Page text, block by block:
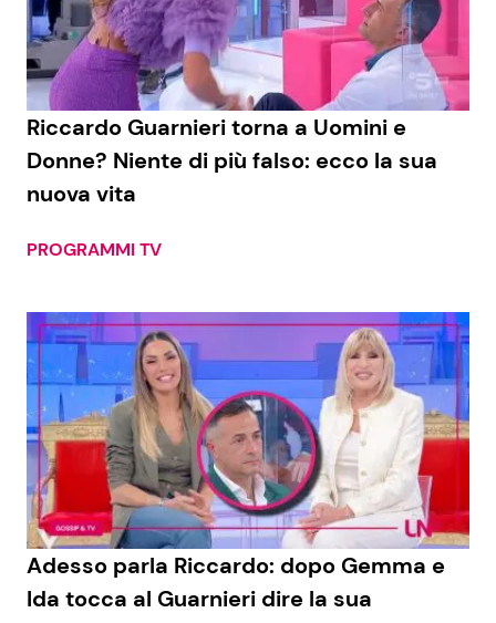
Economia
Persone Scomparse
Fiction e Serie TV
Programmi TV
News Cinema
News Musica
News Spettacolo
News dal mondo
Benessere
Casa
Cucina e Ricette
Consigli di Cucina
Riccardo Guarnieri torna a Uomini e
Donne? Niente di più falso: ecco la sua
nuova vita
PROGRAMMI TV
Adesso parla Riccardo: dopo Gemma e
Ida tocca al Guarnieri dire la sua